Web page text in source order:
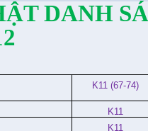
DANH
K11 (67-74)
K11
K11